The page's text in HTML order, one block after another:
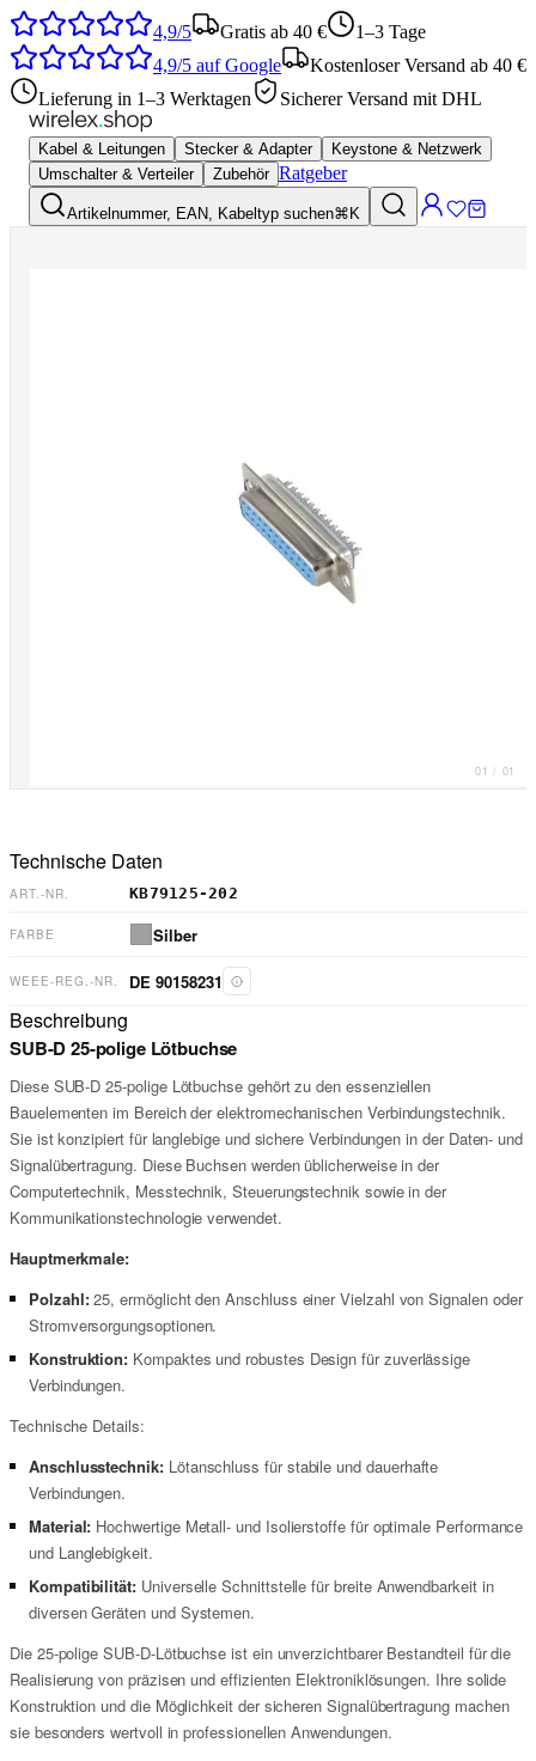
4,9/5 Gratis ab 40 €
1–3 Tage
4,9/5 auf Google
Kostenloser Versand ab 40 €
Lieferung in 1–3 Werktagen
Sicherer Versand mit DHL
Kabel & Leitungen Stecker & Adapter
Keystone & Netzwerk
Umschalter & Verteiler
Zubehör Ratgeber
Artikelnummer, EAN, Kabeltyp suchen⌘K
01 / 01
Technische Daten
ART.-NR. KB79125-202
FARBE Silber
WEEE-REG.-NR. DE 90158231
Beschreibung
SUB-D 25-polige Lötbuchse
Diese SUB-D 25-polige Lötbuchse gehört zu den essenziellen
Bauelementen im Bereich der elektromechanischen Verbindungstechnik.
Sie ist konzipiert für langlebige und sichere Verbindungen in der Daten- und
Signalübertragung. Diese Buchsen werden üblicherweise in der
Computertechnik, Messtechnik, Steuerungstechnik sowie in der
Kommunikationstechnologie verwendet.
Hauptmerkmale:
Polzahl:25, ermöglicht den Anschluss einer Vielzahl von Signalen oder
Stromversorgungsoptionen.
Konstruktion: Kompaktes und robustes Design für zuverlässige
Verbindungen.
Technische Details:
Anschlusstechnik:Lötanschluss für stabile und dauerhafte
Verbindungen.
Material: Hochwertige Metall- und Isolierstoffe für optimale Performance
und Langlebigkeit.
Kompatibilität: Universelle Schnittstelle für breite Anwendbarkeit in
diversen Geräten und Systemen.
Die 25-polige SUB-D-Lötbuchse ist ein unverzichtbarer Bestandteil für die
Realisierung von präzisen und effizienten Elektroniklösungen. Ihre solide
Konstruktion und die Möglichkeit der sicheren Signalübertragung machen
sie besonders wertvoll in professionellen Anwendungen.